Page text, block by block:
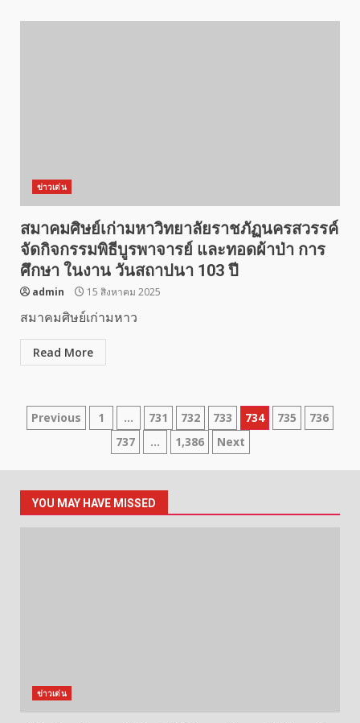
ข่าวเด่น
สมาคมศิษย์เก่ามหาวิทยาลัยราชภัฏนครสวรรค์
จัดกิจกรรมพิธีบูรพาจารย์ และทอดผ้าป่า การ
ศึกษา ในงาน วันสถาปนา 103 ปี
admin 15 สิงหาคม 2025
สมาคมศิษย์เก่ามหาว
Read More
Posts
pagination
Previous 1 … 731 732 733 734 735
736
737
… 1,386 Next
YOU MAY HAVE MISSED
ข่าวเด่น